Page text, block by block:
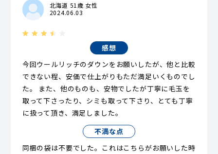
北海道 51歳 女性
2024.06.03
感想
今回ウールリッチのダウンをお願いしたが、他と比較
できない程、安価で仕上がりもただ満足いくものでし
た。 また、他のものも、安物でしたが丁寧に毛玉を
取って下さったり、シミも取って下さり、とても丁寧
に扱って頂き、満足しました。
不満な点
同梱の袋は不要でした。これはこちらがお願いした時